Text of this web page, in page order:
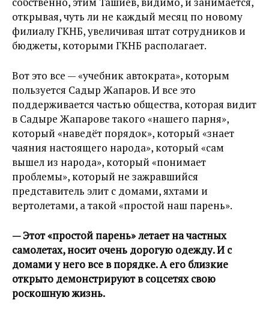
открывая, чуть ли не каждый месяц по новому
филиалу ГКНБ, увеличивая штат сотрудников и
бюджеты, которыми ГКНБ располагает.
Вот это все — «учебник автократа», которым
пользуется Садыр Жапаров. И все это
поддерживается частью общества, которая видит
в Садыре Жапарове такого «нашего парня»,
который «наведёт порядок», который «знает
чаяния настоящего народа», который «сам
вышел из народа», который «понимает
проблемы», который не зажравшийся
представитель элит с домами, яхтами и
вертолетами, а такой «простой наш парень».
— Этот «простой парень» летает на частных
самолетах, носит очень дорогую одежду. И с
домами у него все в порядке. А его близкие
открыто демонстрируют в соцсетях свою
роскошную жизнь.